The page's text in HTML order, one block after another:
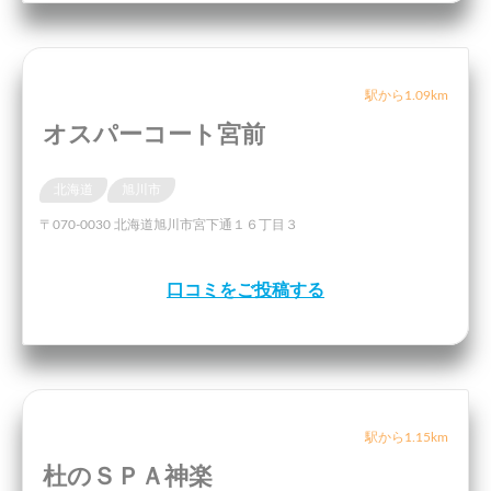
駅から1.09km
オスパーコート宮前
〒070-0030 北海道旭川市宮下通１６丁目３
口コミをご投稿する
駅から1.15km
杜のＳＰＡ神楽